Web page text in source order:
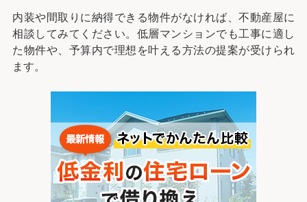
内装や間取りに納得できる物件がなければ、不動産屋に
相談してみてください。低層マンションでも工事に適し
た物件や、予算内で理想を叶える方法の提案が受けられ
ます。